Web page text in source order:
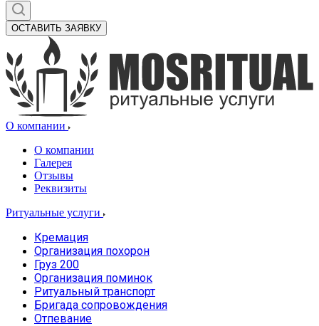
ОСТАВИТЬ ЗАЯВКУ
О компании
О компании
Галерея
Отзывы
Реквизиты
Ритуальные услуги
Кремация
Организация похорон
Груз 200
Организация поминок
Ритуальный транспорт
Бригада сопровождения
Отпевание